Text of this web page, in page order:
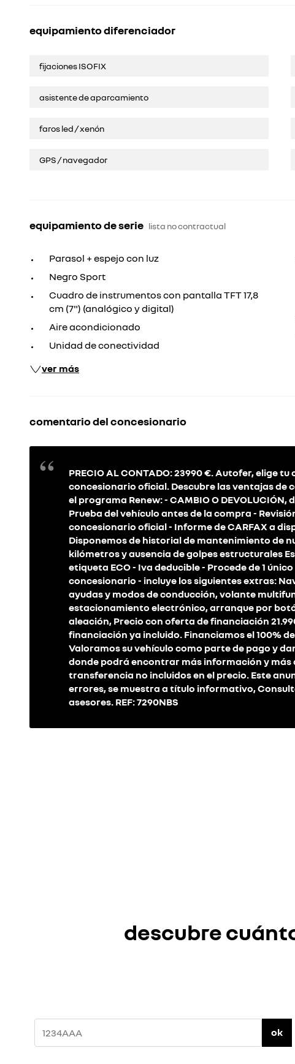
equipamiento diferenciador
fijaciones ISOFIX
asistente de aparcamiento
faros led / xenón
GPS / navegador
equipamiento de serie lista no contractual
Parasol + espejo con luz
Negro Sport
Cuadro de instrumentos con pantalla TFT 17,8
cm (7") (analógico y digital)
Aire acondicionado
Unidad de conectividad
ver más
comentario del concesionario
PRECIO AL CONTADO: 23990 €. Autofer, elige
concesionario oficial. Descubre las ventajas
el programa Renew: - CAMBIO O
Prueba del vehículo antes de la compra -
concesionario oficial - Informe de CARFAX a
Disponemos de historial de mantenimiento de
kilómetros y ausencia de golpes estructurales
etiqueta ECO - Iva deducible - Procede de 1
concesionario - incluye los siguientes extras:
ayudas y modos de conducción, volante
estacionamiento electrónico, arranque por
aleación, Precio con oferta de financiación
financiación ya incluido. Financiamos el 100%
Valoramos su vehículo como parte de pago y
donde podrá encontrar más información y más
transferencia no incluidos en el precio. Este
errores, se muestra a título informativo,
asesores. REF: 7290NBS
descubre
ok